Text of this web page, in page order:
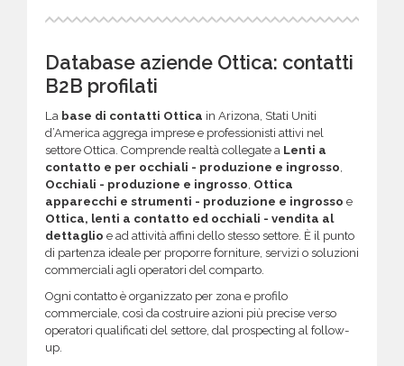
Database aziende Ottica: contatti
B2B profilati
La base di contatti Ottica in Arizona, Stati Uniti
d’America aggrega imprese e professionisti attivi nel
settore Ottica. Comprende realtà collegate a Lenti a
contatto e per occhiali - produzione e ingrosso,
Occhiali - produzione e ingrosso, Ottica
apparecchi e strumenti - produzione e ingrosso e
Ottica, lenti a contatto ed occhiali - vendita al
dettaglio e ad attività affini dello stesso settore. È il punto
di partenza ideale per proporre forniture, servizi o soluzioni
commerciali agli operatori del comparto.
Ogni contatto è organizzato per zona e profilo
commerciale, così da costruire azioni più precise verso
operatori qualificati del settore, dal prospecting al follow-
up.